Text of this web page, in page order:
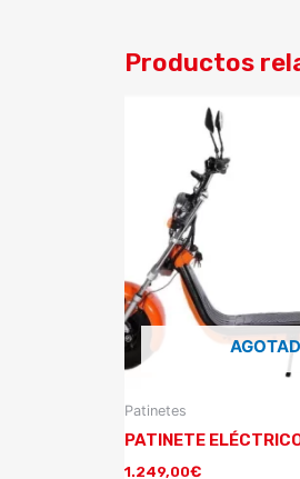
Productos
Patinetes
PATINETE
1.249,00€